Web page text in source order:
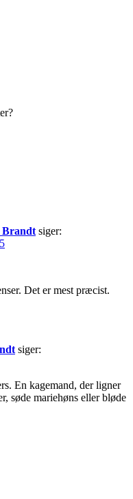
Brandt siger:
Det er mest præcist.
siger:
En kagemand, der ligner
søde mariehøns eller bløde